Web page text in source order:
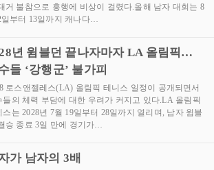
거 불참으로 흥행에 비상이 걸렸다.올해 남자 대회는 8
일부터 13일까지 캐나다…
년 윔블던 끝나자마자 LA 올림픽…
들 ‘강행군’ 불가피
로스앤젤레스(LA) 올림픽 테니스 일정이 공개되면서
들의 체력 부담에 대한 우려가 커지고 있다.LA 올림픽
스는 2028년 7월 19일부터 28일까지 열리며, 남자 윔블
승 종료 3일 만에 경기가…
가 남자의 3배